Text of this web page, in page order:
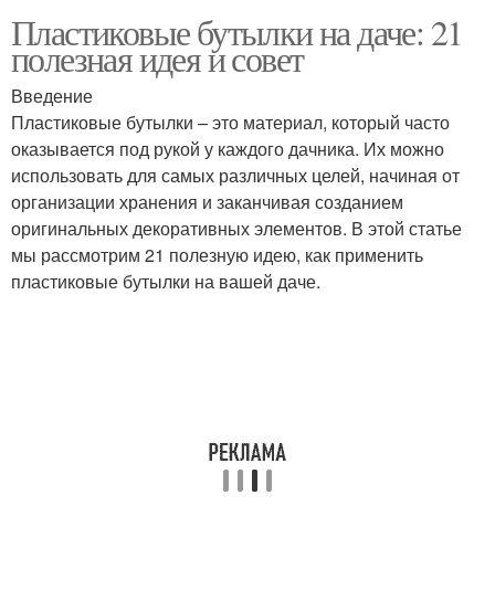
Пластиковые бутылки на даче: 21
полезная идея и совет
Введение
Пластиковые бутылки – это материал, который часто
оказывается под рукой у каждого дачника. Их можно
использовать для самых различных целей, начиная от
организации хранения и заканчивая созданием
оригинальных декоративных элементов. В этой статье
мы рассмотрим 21 полезную идею, как применить
пластиковые бутылки на вашей даче.